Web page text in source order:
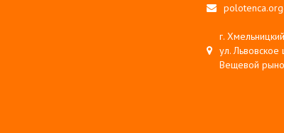
г.
ул. Львовское
Вещевой